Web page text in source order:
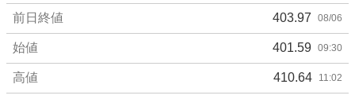
前日終値 403.97 08/06
始値 401.59 09:30
高値 410.64 11:02